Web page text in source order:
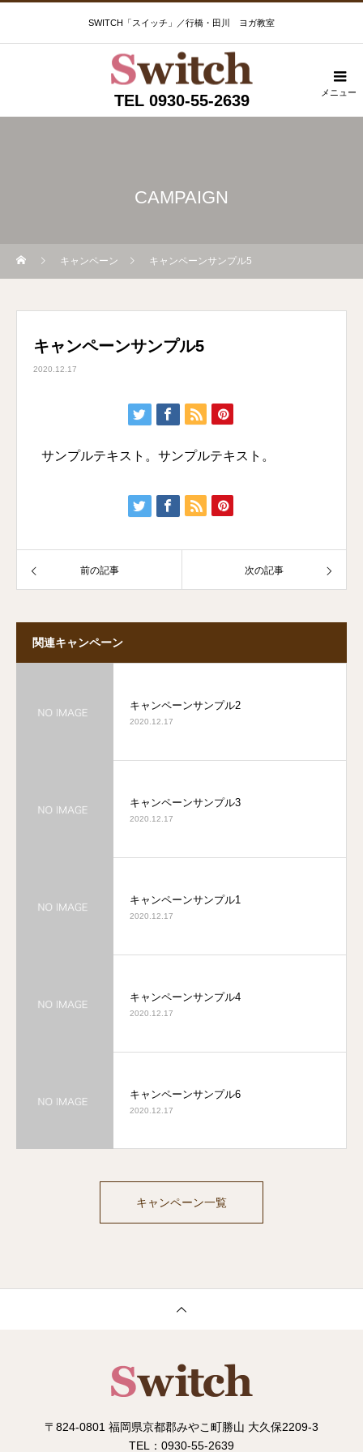
SWITCH「スイッチ」／行橋・田川 ヨガ教室
TEL 0930-55-2639 メニュー
CAMPAIGN
キャンペーン キャンペーンサンプル5
キャンペーンサンプル5
2020.12.17
サンプルテキスト。サンプルテキスト。
前の記事 次の記事
関連キャンペーン
キャンペーンサンプル2
2020.12.17
キャンペーンサンプル3
2020.12.17
キャンペーンサンプル1
2020.12.17
キャンペーンサンプル4
2020.12.17
キャンペーンサンプル6
2020.12.17
キャンペーン一覧
〒824-0801 福岡県京都郡みやこ町勝山 大久保2209-3
TEL：0930-55-2639